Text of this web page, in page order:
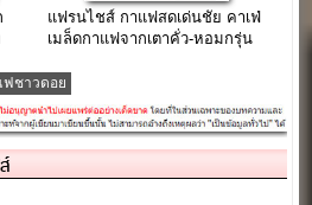
แฟรนไชส์ กาแฟสดเด่นชัย คาเฟ่
เมล็ดกาแฟจากเตาคั่ว-หอมกรุ่น
ฟชาวดอย